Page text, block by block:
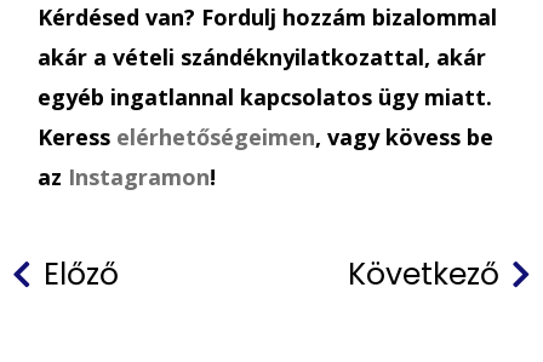
Kérdésed van? Fordulj hozzám bizalommal
akár a vételi szándéknyilatkozattal, akár
egyéb ingatlannal kapcsolatos ügy miatt.
Keress elérhetőségeimen, vagy kövess be
az Instagramon!
Előző Következő